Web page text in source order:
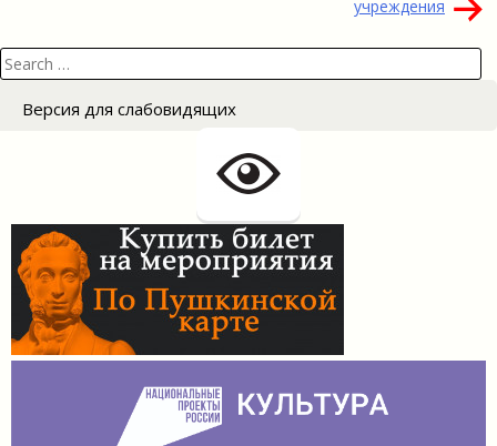
учреждения
Search
for:
Версия для слабовидящих